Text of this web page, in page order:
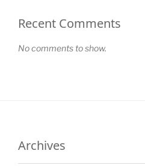
Recent Comments
No comments to show.
Archives